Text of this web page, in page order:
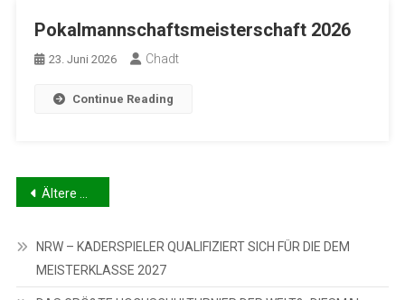
Pokalmannschaftsmeisterschaft 2026
23. Juni 2026 Chadt
Continue Reading
Beitragsnavigation
Ältere Beiträge
NRW – KADERSPIELER QUALIFIZIERT SICH FÜR DIE DEM
MEISTERKLASSE 2027